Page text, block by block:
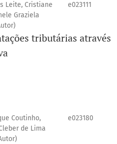
Leite, Cristiane
Graziela
e023111
tributárias através
Coutinho,
de Lima
e023180